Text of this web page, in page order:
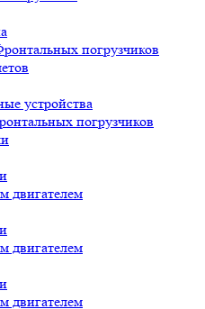
погрузчиков
устройства
погрузчиков
двигателем
двигателем
двигателем